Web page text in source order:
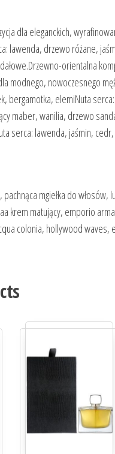
dla eleganckich,
lawenda, drzewo różane,
orientalna
modnego, nowoczesnego
bergamotka, elemiNuta
maber, wanilia, drzewo
serca: lawenda, jaśmin,
mgiełka do
krem matujący, emporio
colonia, hollywood